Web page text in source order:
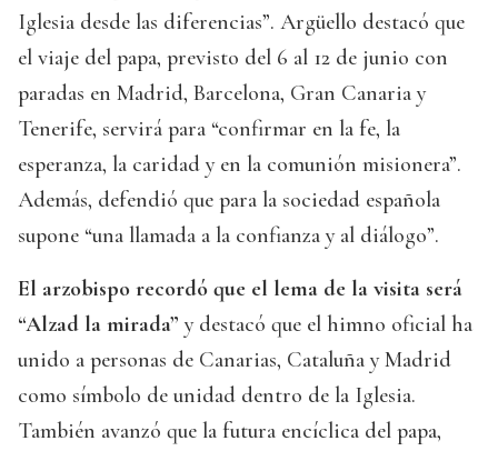
Iglesia desde las diferencias”. Argüello destacó que
el viaje del papa, previsto del 6 al 12 de junio con
paradas en Madrid, Barcelona, Gran Canaria y
Tenerife, servirá para “confirmar en la fe, la
esperanza, la caridad y en la comunión misionera”.
Además, defendió que para la sociedad española
supone “una llamada a la confianza y al diálogo”.
El arzobispo recordó que el lema de la visita será
“Alzad la mirada” y destacó que el himno oficial ha
unido a personas de Canarias, Cataluña y Madrid
como símbolo de unidad dentro de la Iglesia.
También avanzó que la futura encíclica del papa,